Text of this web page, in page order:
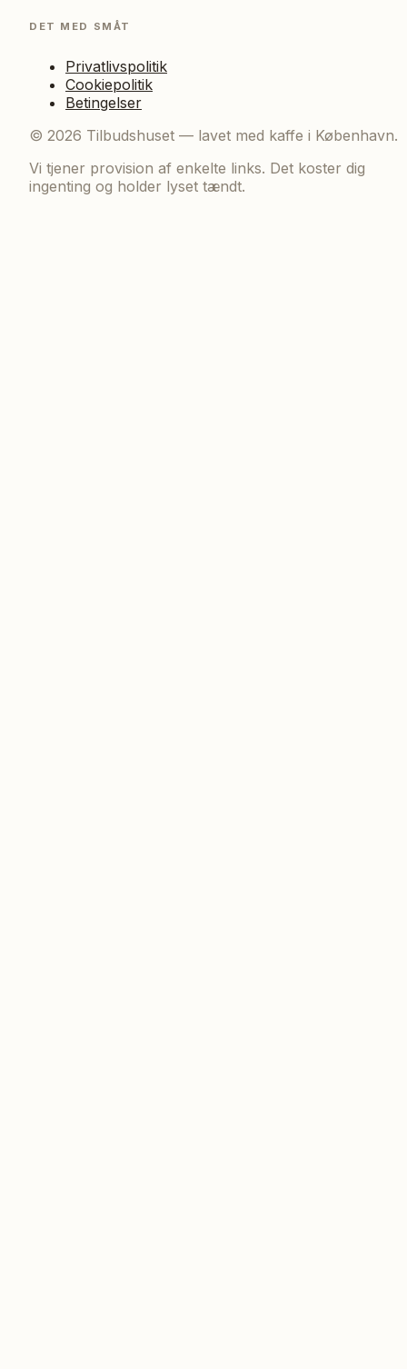
DET MED SMÅT
Privatlivspolitik
Cookiepolitik
Betingelser
© 2026 Tilbudshuset — lavet med kaffe i København.
Vi tjener provision af enkelte links. Det koster dig
ingenting og holder lyset tændt.